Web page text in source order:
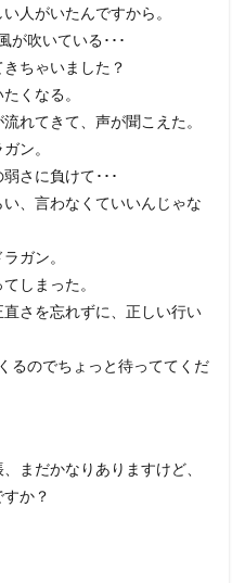
がいたんですから。
が吹いている･･･
ゃいました？
くなる。
てきて、声が聞こえた。
ン。
さに負けて･･･
言わなくていいんじゃな
ン。
しまった。
を忘れずに、正しい行い
でちょっと待っててくだ
だかなりありますけど、
か？